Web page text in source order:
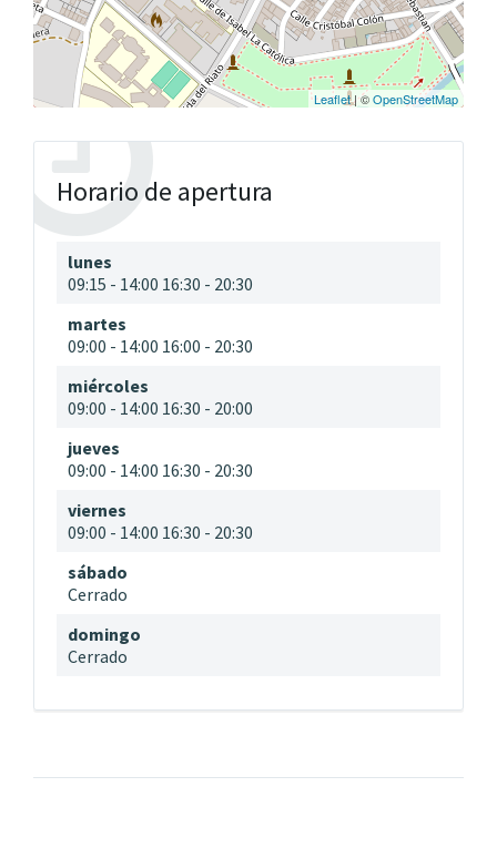
Leaflet| ©OpenStreetMap
Horario de apertura
lunes
09:15 - 14:00 16:30 - 20:30
martes
09:00 - 14:00 16:00 - 20:30
miércoles
09:00 - 14:00 16:30 - 20:00
jueves
09:00 - 14:00 16:30 - 20:30
viernes
09:00 - 14:00 16:30 - 20:30
sábado
Cerrado
domingo
Cerrado